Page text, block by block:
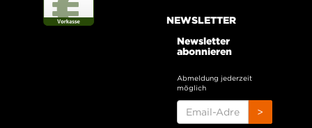
NEWSLETTER
Newsletter
abonnieren
Abmeldung jederzeit
möglich
EMAIL-
ADRESSE
>